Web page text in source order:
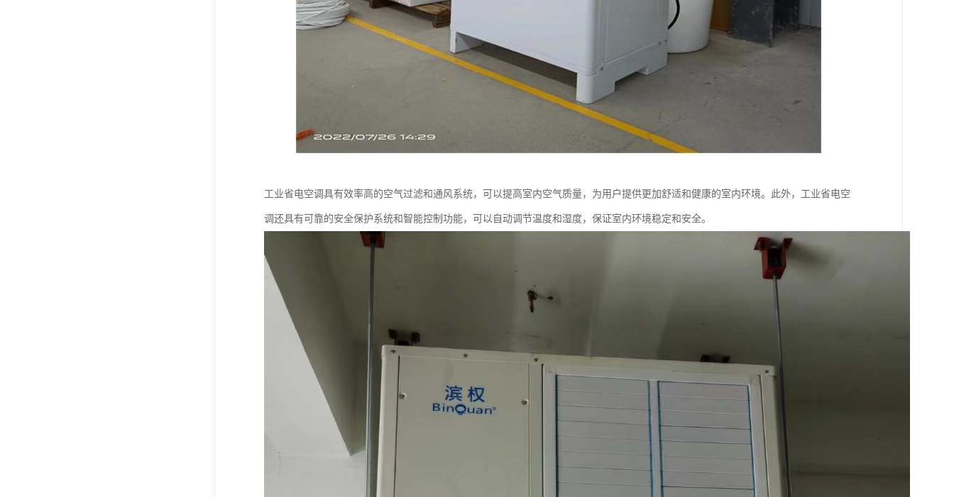
工业省电空调具有效率高的空气过滤和通风系统，可以提高室内空气质量，为用户提供更加舒适和健康的室内环境。此外，工业省电空
调还具有可靠的安全保护系统和智能控制功能，可以自动调节温度和湿度，保证室内环境稳定和安全。